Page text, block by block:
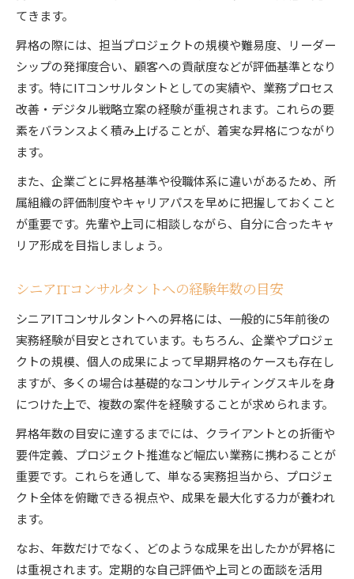
転職も視野に入れたITコンサルタントの選択肢
シニアで年収アップを実現する方法
ITコンサルタントが年収を上げる具体策
シニアコンサルタント職での評価と報酬の関係
ト業界
交渉力向上でITコンサルタントの年収を伸ばす
市場価値を高めるITコンサルタントの自己投資
昇進年数と実力差を乗り越えるポイント
実力差を埋めるための自己成長法を紹介
早期昇進を目指すITコンサルタントの行動習慣
経験年数だけに頼らないシニア昇格アプローチ
ITコンサルタント同士の比較で見える成長課題
シニア職への早期昇格を目指すには
きこと
評価されるITコンサルタントのリーダーシップ
力
クライアント対応力が昇格に与える影響
ITコンサルタントの昇格を加速させる学び方
てきます。
昇格の際には、担当プロジェクトの規模や難易度、リーダー
シップの発揮度合い、顧客への貢献度などが評価基準となり
ます。特にITコンサルタントとしての実績や、業務プロセス
改善・デジタル戦略立案の経験が重視されます。これらの要
素をバランスよく積み上げることが、着実な昇格につながり
ます。
また、企業ごとに昇格基準や役職体系に違いがあるため、所
属組織の評価制度やキャリアパスを早めに把握しておくこと
が重要です。先輩や上司に相談しながら、自分に合ったキャ
リア形成を目指しましょう。
シニアITコンサルタントへの経験年数の目安
シニアITコンサルタントへの昇格には、一般的に5年前後の
実務経験が目安とされています。もちろん、企業やプロジェ
クトの規模、個人の成果によって早期昇格のケースも存在し
ますが、多くの場合は基礎的なコンサルティングスキルを身
につけた上で、複数の案件を経験することが求められます。
昇格年数の目安に達するまでには、クライアントとの折衝や
要件定義、プロジェクト推進など幅広い業務に携わることが
重要です。これらを通して、単なる実務担当から、プロジェ
クト全体を俯瞰できる視点や、成果を最大化する力が養われ
ます。
なお、年数だけでなく、どのような成果を出したかが昇格に
は重視されます。定期的な自己評価や上司との面談を活用